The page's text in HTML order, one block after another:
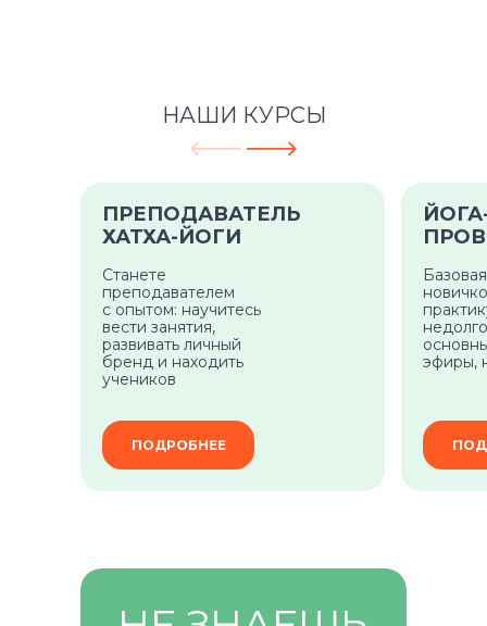
НАШИ КУРСЫ
ПРЕПОДАВАТЕЛЬ
ХАТХА-ЙОГИ
Станете
преподавателем
с опытом: научитесь
вести занятия,
развивать личный
бренд и находить
учеников
ПОДРОБНЕЕ
эфиры,
Самое нужное о йоге и саморазвитии